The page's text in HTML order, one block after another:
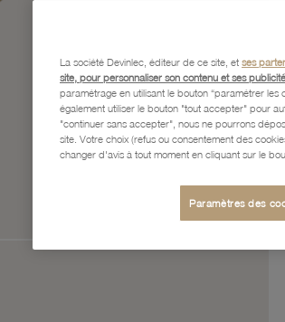
La société Devinlec, éditeur de ce site, et ses
site, pour personnaliser son contenu et ses
paramétrage en utilisant le bouton “paramétrer
également utiliser le bouton "tout accepter" pour
"continuer sans accepter", nous ne pourrons
site. Votre choix (refus ou consentement des
changer d'avis à tout moment en cliquant sur le
Paramètres des